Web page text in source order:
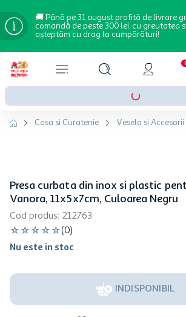
🚚 Până pe 31 august profită de livrare
comandă de peste 300 lei, cu greutatea
așteptăm cu drag la cumpărături!
Casa si Curatenie Vesela si
Presa curbata din inox si plastic
Vanora, 11x5x7cm, Culoarea Negru
Cod produs: 212763
☆ ☆ ☆ ☆ ☆(0)
Nu este in stoc
INDISPONIBIL